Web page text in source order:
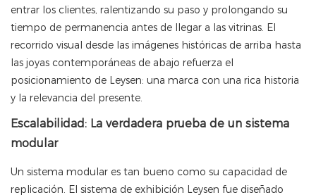
entrar los clientes, ralentizando su paso y prolongando su
tiempo de permanencia antes de llegar a las vitrinas. El
recorrido visual desde las imágenes históricas de arriba hasta
las joyas contemporáneas de abajo refuerza el
posicionamiento de Leysen: una marca con una rica historia
y la relevancia del presente.
Escalabilidad: La verdadera prueba de un sistema
modular
Un sistema modular es tan bueno como su capacidad de
replicación. El sistema de exhibición Leysen fue diseñado